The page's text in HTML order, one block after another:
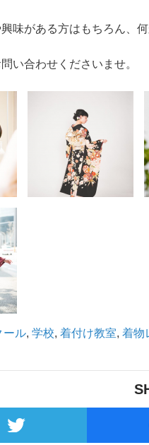
味がある方はもちろん、
い合わせくださいませ。
ール, 学校, 着付け教室, 着物